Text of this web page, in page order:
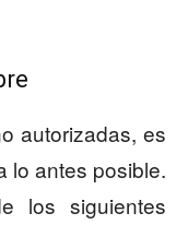
autorizadas, es
lo antes posible.
los siguientes